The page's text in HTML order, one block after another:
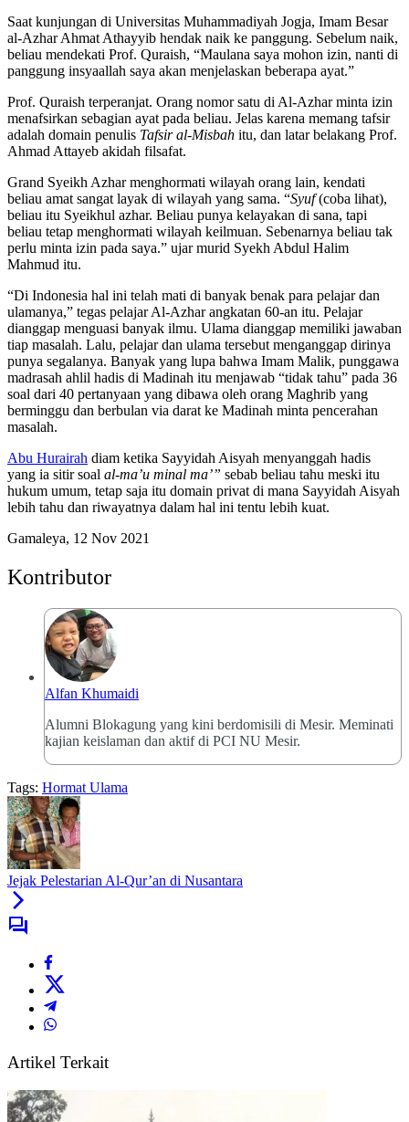
Saat kunjungan di Universitas Muhammadiyah Jogja, Imam Besar
al-Azhar Ahmat Athayyib hendak naik ke panggung. Sebelum naik,
beliau mendekati Prof. Quraish, “Maulana saya mohon izin, nanti di
panggung insyaallah saya akan menjelaskan beberapa ayat.”
Prof. Quraish terperanjat. Orang nomor satu di Al-Azhar minta izin
menafsirkan sebagian ayat pada beliau. Jelas karena memang tafsir
adalah domain penulis Tafsir al-Misbah itu, dan latar belakang Prof.
Ahmad Attayeb akidah filsafat.
Grand Syeikh Azhar menghormati wilayah orang lain, kendati
beliau amat sangat layak di wilayah yang sama. “Syuf(coba lihat),
beliau itu Syeikhul azhar. Beliau punya kelayakan di sana, tapi
beliau tetap menghormati wilayah keilmuan. Sebenarnya beliau tak
perlu minta izin pada saya.” ujar murid Syekh Abdul Halim
Mahmud itu.
“Di Indonesia hal ini telah mati di banyak benak para pelajar dan
ulamanya,” tegas pelajar Al-Azhar angkatan 60-an itu. Pelajar
dianggap menguasi banyak ilmu. Ulama dianggap memiliki jawaban
tiap masalah. Lalu, pelajar dan ulama tersebut menganggap dirinya
punya segalanya. Banyak yang lupa bahwa Imam Malik, punggawa
madrasah ahlil hadis di Madinah itu menjawab “tidak tahu” pada 36
soal dari 40 pertanyaan yang dibawa oleh orang Maghrib yang
berminggu dan berbulan via darat ke Madinah minta pencerahan
masalah.
Abu Hurairah diam ketika Sayyidah Aisyah menyanggah hadis
yang ia sitir soal al-ma’u minal ma’” sebab beliau tahu meski itu
hukum umum, tetap saja itu domain privat di mana Sayyidah Aisyah
lebih tahu dan riwayatnya dalam hal ini tentu lebih kuat.
Gamaleya, 12 Nov 2021
Kontributor
Alfan Khumaidi
Alumni Blokagung yang kini berdomisili di Mesir. Meminati
kajian keislaman dan aktif di PCI NU Mesir.
Tags: Hormat Ulama
Jejak Pelestarian Al-Qur’an di Nusantara
Artikel Terkait